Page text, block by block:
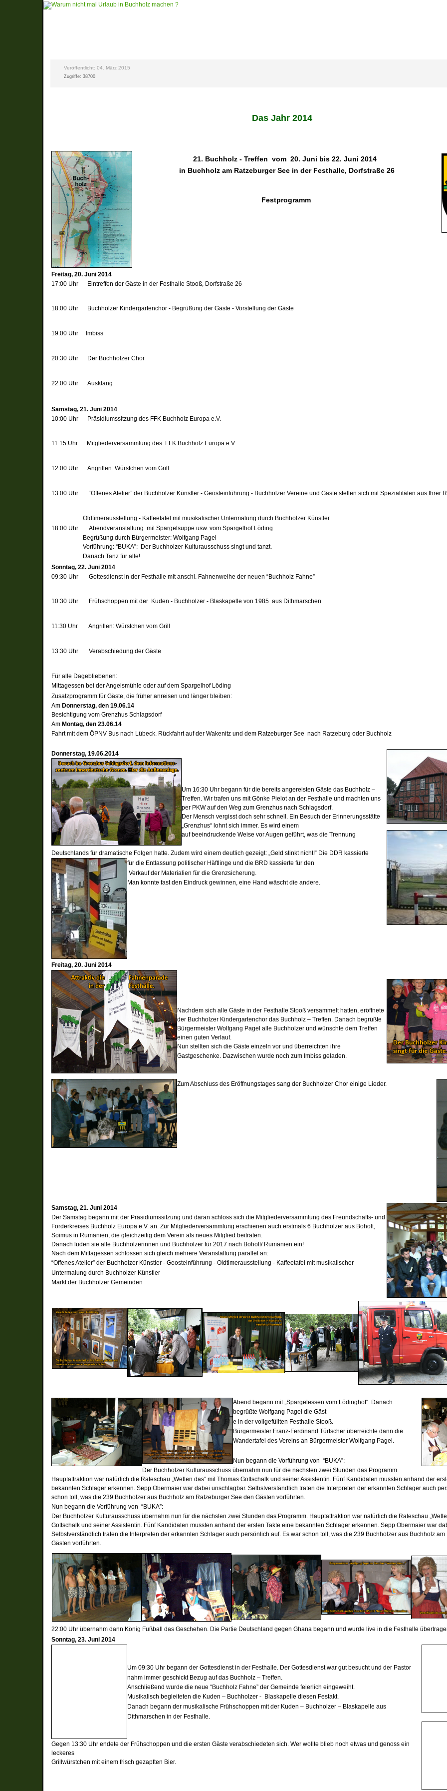
Veröffentlicht: 04. März 2015
Zugriffe: 38700
Das Jahr 2014
21. Buchholz - Treffenvom 20. Juni bis 22. Juni 2014
in Buchholz am Ratzeburger See in der Festhalle, Dorfstraße 26
Festprogramm
Freitag, 20. Juni 2014
17:00 Uhr Eintreffen der Gäste in der Festhalle Stooß, Dorfstraße 26
18:00 Uhr Buchholzer Kindergartenchor - Begrüßung der Gäste -Vorstellung der Gäste
19:00 Uhr Imbiss
20:30 Uhr Der Buchholzer Chor
22:00 UhrAusklang
Samstag, 21. Juni 2014
10:00 Uhr Präsidiumssitzung des FFK Buchholz Europa e.V.
11:15 Uhr Mitgliederversammlung des FFK Buchholz Europa e.V.
12:00 UhrAngrillen: Würstchen vom Grill
13:00 Uhr“Offenes Atelier” der Buchholzer Künstler -Geosteinführung - Buchholzer Vereine und Gäste stellen sich mit Spezialitäten aus Ihrer
Oldtimerausstellung - Kaffeetafel mit musikalischer Untermalung durch Buchholzer Künstler
18:00 UhrAbendveranstaltung mit Spargelsuppe usw. vom Spargelhof Löding
Begrüßung durch Bürgermeister: Wolfgang Pagel
Vorführung: “BUKA”: Der Buchholzer Kulturausschuss singt und tanzt.
Danach Tanz für alle!
Sonntag, 22. Juni 2014
09:30 UhrGottesdienst in der Festhalle mit anschl. Fahnenweihe der neuen “Buchholz Fahne”
10:30 Uhr Frühschoppen mit der Kuden - Buchholzer - Blaskapelle von 1985 aus Dithmarschen
11:30 UhrAngrillen: Würstchen vom Grill
13:30 UhrVerabschiedung der Gäste
Für alle Dagebliebenen:
Mittagessen bei der Angelsmühle oder auf dem Spargelhof Löding
Zusatzprogramm für Gäste, die früher anreisen und länger bleiben:
AmDonnerstag, den 19.06.14
Besichtigung vom Grenzhus Schlagsdorf
AmMontag, den 23.06.14
Fahrt mit dem ÖPNV Bus nach Lübeck. Rückfahrt auf der Wakenitz und dem Ratzeburger See nach Ratzeburg oder Buchholz
Donnerstag, 19.06.2014
Um 16:30 Uhr begann für die bereits angereisten Gäste das Buchholz –
Treffen. Wir trafen uns mit Gönke Pielot an der Festhalle und machten uns
per PKW auf den Weg zum Grenzhus nach Schlagsdorf.
Der Mensch vergisst doch sehr schnell. Ein Besuch der Erinnerungsstätte
„Grenzhus“ lohnt sich immer. Es wird einem
auf beeindruckende Weise vor Augen geführt, was die Trennung
Deutschlands für dramatische Folgen hatte. Zudem wird einem deutlich gezeigt: „Geld stinkt nicht!“ Die DDR kassierte
für die Entlassung politischer Häftlinge und die BRDkassierte für den
Verkauf der Materialien für dieGrenzsicherung.
Man konnte fast den Eindruck gewinnen, eine Hand wäscht dieandere.
Freitag, 20. Juni 2014
Nachdem sich alle Gästein der Festhalle Stooß versammelt hatten, eröffnete
der Buchholzer Kindergartenchor das Buchholz – Treffen. Danach begrüßte
Bürgermeister Wolfgang Pagel alle Buchholzer und wünschte dem Treffen
einen guten Verlauf.
Nun stellten sich die Gäste einzeln vor und überreichten ihre
Gastgeschenke. Dazwischen wurde nochzum Imbiss geladen.
Zum Abschluss des Eröffnungstages sang der Buchholzer Chor einige Lieder.
Samstag, 21. Juni 2014
Der Samstag begann mit der Präsidiumssitzung und daran schloss sich die Mitgliederversammlung des Freundschafts- und
Förderkreises Buchholz Europa e.V. an. Zur Mitgliederversammlung erschienen auch erstmals 6 Buchholzer aus Boholt,
Soimus in Rumänien, die gleichzeitig dem Verein als neues Mitglied beitraten.
Danach luden sie alle Buchholzerinnen und Buchholzer für 2017 nach Boholt/ Rumänien ein!
Nach dem Mittagessen schlossen sich gleich mehrere Veranstaltung parallel an:
“Offenes Atelier” der Buchholzer Künstler -Geosteinführung -Oldtimerausstellung - Kaffeetafel mit musikalischer
Untermalung durch Buchholzer Künstler
Markt der Buchholzer Gemeinden
Abend begann mit „Spargelessen vom Lödinghof“. Danach
begrüßteWolfgang Pagel die Gäst
e in der vollgefüllten Festhalle Stooß.
Bürgermeister Franz-Ferdinand Türtscher überreichte dann die
Wandertafel des Vereins an Bürgermeister Wolfgang Pagel.
Nun begann die Vorführung von “BUKA”:
Der Buchholzer Kulturausschuss übernahm nun für die nächsten zwei Stunden das Programm.
Hauptattraktion war natürlich die Rateschau „Wetten das“ mit Thomas Gottschalk und seiner Assistentin. Fünf Kandidaten mussten anhand der
bekannten Schlager erkennen. Sepp Obermaier war dabei unschlagbar. Selbstverständlich traten die Interpreten der erkannten Schlager auch
schon toll, was die 239 Buchholzer aus Buchholz am Ratzeburger See den Gästen vorführten.
Nun begann die Vorführung von “BUKA”:
Der Buchholzer Kulturausschuss übernahm nun für die nächsten zwei Stunden das Programm. Hauptattraktion war natürlich die Rateschau
Gottschalk und seiner Assistentin. Fünf Kandidaten mussten anhand der ersten Takte eine bekannten Schlager erkennen. Sepp Obermaier war
Selbstverständlich traten die Interpreten der erkannten Schlager auch persönlich auf. Es war schon toll, was die 239 Buchholzer aus Buchholz
Gästen vorführten.
22:00 Uhr übernahm dann König Fußball das Geschehen. Die Partie Deutschland gegen Ghana begann und wurde live in die Festhalle
Sonntag, 23. Juni 2014
Um 09:30 Uhr begann der Gottesdienst in der Festhalle. DerGottesdienst war gut besucht und der Pastor
nahm immer geschickt Bezug aufdas Buchholz – Treffen.
Anschließend wurde die neue “Buchholz Fahne” der Gemeinde feierlich eingeweiht.
Musikalisch begleiteten die Kuden – Buchholzer - Blaskapelle diesen Festakt.
Danach begann der musikalische Frühschoppen mit der Kuden – Buchholzer – Blaskapelle aus
Dithmarschen in der Festhalle.
Gegen 13:30 Uhr endete der Frühschoppen und die ersten Gäste verabschiedeten sich. Wer wollte blieb noch etwas und genoss ein
leckeres
Grillwürstchen mit einem frisch gezapften Bier.